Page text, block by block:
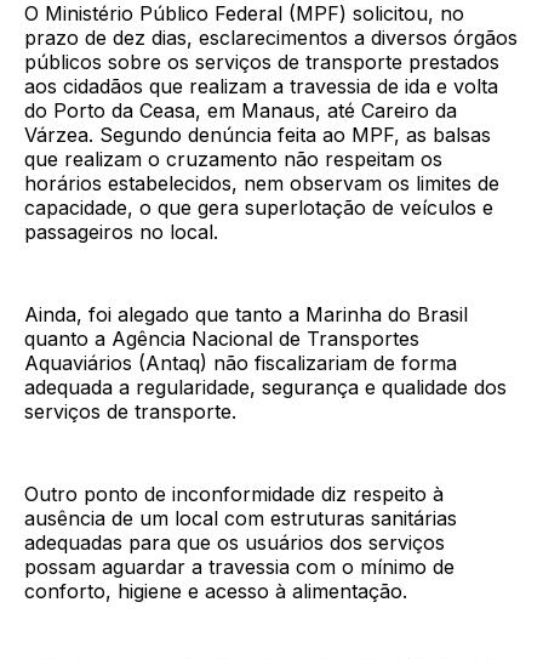
O Ministério Público Federal (MPF) solicitou, no
prazo de dez dias, esclarecimentos a diversos órgãos
públicos sobre os serviços de transporte prestados
aos cidadãos que realizam a travessia de ida e volta
do Porto da Ceasa, em Manaus, até Careiro da
Várzea. Segundo denúncia feita ao MPF, as balsas
que realizam o cruzamento não respeitam os
horários estabelecidos, nem observam os limites de
capacidade, o que gera superlotação de veículos e
passageiros no local.
Ainda, foi alegado que tanto a Marinha do Brasil
quanto a Agência Nacional de Transportes
Aquaviários (Antaq) não fiscalizariam de forma
adequada a regularidade, segurança e qualidade dos
serviços de transporte.
Outro ponto de inconformidade diz respeito à
ausência de um local com estruturas sanitárias
adequadas para que os usuários dos serviços
possam aguardar a travessia com o mínimo de
conforto, higiene e acesso à alimentação.